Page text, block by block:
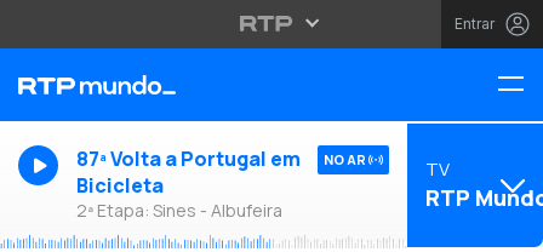
Entrar
87ª Volta a Portugal em
Bicicleta
2ª Etapa: Sines - Albufeira
NO AR TV
RTP